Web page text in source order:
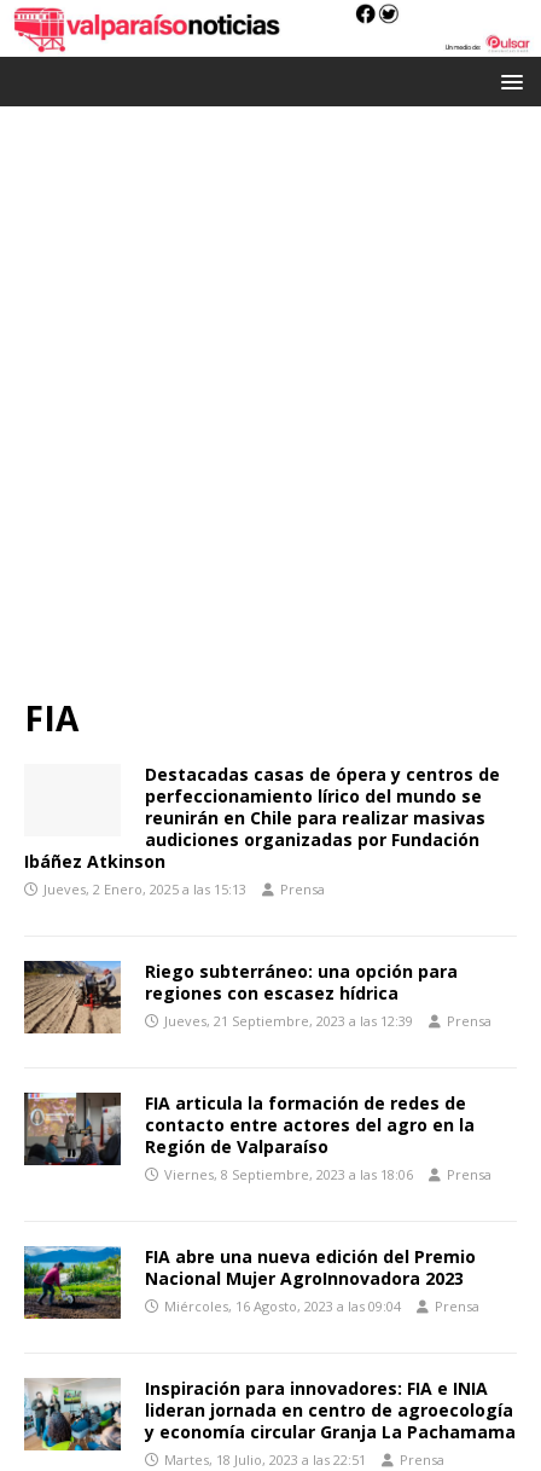
FIA
Destacadas casas de ópera y centros de
perfeccionamiento lírico del mundo se
reunirán en Chile para realizar masivas
audiciones organizadas por Fundación
Ibáñez Atkinson
Jueves, 2 Enero, 2025 a las 15:13 Prensa
Riego subterráneo: una opción para
regiones con escasez hídrica
Jueves, 21 Septiembre, 2023 a las 12:39 Prensa
FIA articula la formación de redes de
contacto entre actores del agro en la
Región de Valparaíso
Viernes, 8 Septiembre, 2023 a las 18:06 Prensa
FIA abre una nueva edición del Premio
Nacional Mujer AgroInnovadora 2023
Miércoles, 16 Agosto, 2023 a las 09:04 Prensa
Inspiración para innovadores: FIA e INIA
lideran jornada en centro de agroecología
y economía circular Granja La Pachamama
Martes, 18 Julio, 2023 a las 22:51 Prensa